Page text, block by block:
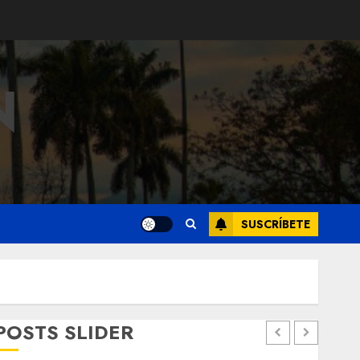
SUSCRÍBETE
SLIDER